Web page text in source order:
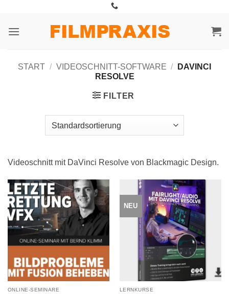
springen
START / VIDEOSCHNITT-SOFTWARE /
DAVINCI
RESOLVE
FILTER
Videoschnitt mit DaVinci Resolve von Blackmagic Design.
ONLINE-SEMINARE
NEU
LERNKURSE